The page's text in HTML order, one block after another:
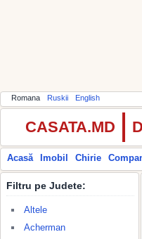
Romana Ruskii English
CASATA.MD
Acasă Imobil Chirie
Filtru pe Judete:
Altele
Acherman